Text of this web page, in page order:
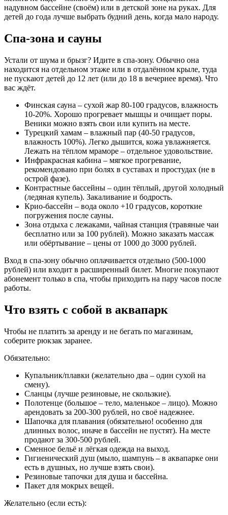
надувном бассейне (своём) или в детской зоне на руках. Для
детей до года лучше выбрать будний день, когда мало народу.
Спа-зона и сауны
Устали от шума и брызг? Идите в спа-зону. Обычно она
находится на отдельном этаже или в отдалённом крыле, туда
не пускают детей до 12 лет (или до 18 в вечернее время). Что
вас ждёт.
Финская сауна – сухой жар 80-100 градусов, влажность
10-20%. Хорошо прогревает мышцы и очищает поры.
Веники можно взять свои или купить на месте.
Турецкий хамам – влажный пар (40-50 градусов,
влажность 100%). Легко дышится, кожа увлажняется.
Лежать на тёплом мраморе – отдельное удовольствие.
Инфракрасная кабина – мягкое прогревание,
рекомендовано при болях в суставах и простудах (не в
острой фазе).
Контрастные бассейны – один тёплый, другой холодный
(ледяная купель). Закаливание и бодрость.
Крио-бассейн – вода около +10 градусов, короткие
погружения после сауны.
Зона отдыха с лежаками, чайная станция (травяные чаи
бесплатно или за 100 рублей). Можно заказать массаж
или обёртывание – цены от 1000 до 3000 рублей.
Вход в спа-зону обычно оплачивается отдельно (500-1000
рублей) или входит в расширенный билет. Многие покупают
абонемент только в спа, чтобы приходить на пару часов после
работы.
Что взять с собой в аквапарк
Чтобы не платить за аренду и не бегать по магазинам,
соберите рюкзак заранее.
Обязательно:
Купальник/плавки (желательно два – один сухой на
смену).
Сланцы (лучше резиновые, не скользкие).
Полотенце (большое – тело, маленькое – лицо). Можно
арендовать за 200-300 рублей, но своё надежнее.
Шапочка для плавания (обязательно! особенно для
длинных волос, иначе в бассейн не пустят). На месте
продают за 300-500 рублей.
Сменное бельё и лёгкая одежда на выход.
Гигиенический душ (мыло, шампунь – в аквапарке они
есть в душных, но лучше взять свои).
Резиновые тапочки для душа и бассейна.
Пакет для мокрых вещей.
Желательно (если есть):